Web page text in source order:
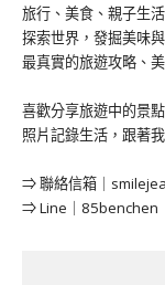
旅行、美食、親子生
探索世界，發掘美味
最真實的旅遊攻略、
喜歡分享旅遊中的景
照片記錄生活，跟著
⇒ 聯絡信箱｜
⇒ Line｜85benchen